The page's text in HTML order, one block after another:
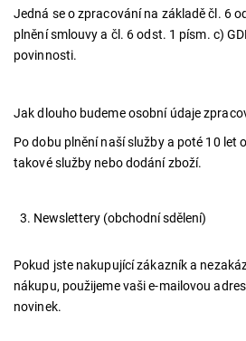
Jedná se o zpracování na základě čl. 6
plnění smlouvy a čl. 6 odst. 1 písm. c)
povinnosti.
Jak dlouho budeme osobní údaje
Po dobu plnění naší služby a poté 10 let
takové služby nebo dodání zboží.
Newslettery (obchodní sdělení)
Pokud jste nakupující zákazník a
nákupu, použijeme vaši e-mailovou
novinek.